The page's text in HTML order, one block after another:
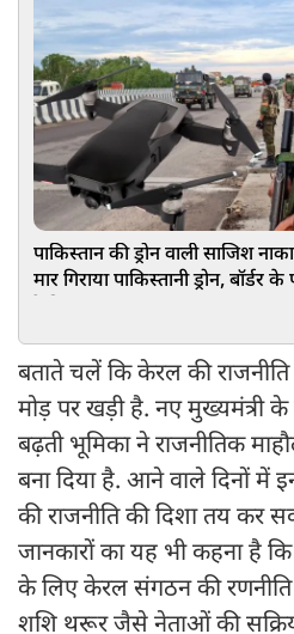
पाकिस्तान की ड्रोन वाली साजिश
मार गिराया पाकिस्तानी ड्रोन, बॉर्डर
बताते चलें कि केरल की
मोड़ पर खड़ी है. नए
बढ़ती भूमिका ने राजनीतिक
बना दिया है. आने वाले दिनों में
की राजनीति की दिशा तय कर
जानकारों का यह भी कहना है
के लिए केरल संगठन की
शशि थरूर जैसे नेताओं की